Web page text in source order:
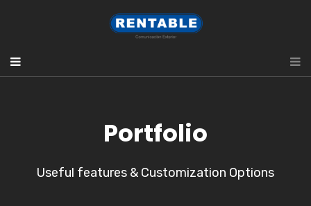
Portfolio
Useful features & Customization Options